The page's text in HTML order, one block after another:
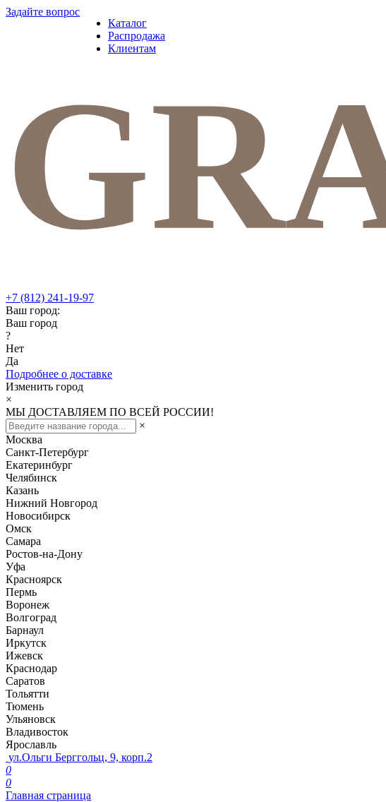
Задайте вопрос
Каталог
Распродажа
Клиентам
+7 (812) 241-19-97
Ваш город:
Ваш город
?
Нет
Да
Подробнее о доставке
Изменить город
×
МЫ ДОСТАВЛЯЕМ ПО ВСЕЙ РОССИИ!
×
Москва
Санкт-Петербург
Екатеринбург
Челябинск
Казань
Нижний Новгород
Новосибирск
Омск
Самара
Ростов-на-Дону
Уфа
Красноярск
Пермь
Воронеж
Волгоград
Барнаул
Иркутск
Ижевск
Краснодар
Саратов
Тольятти
Тюмень
Ульяновск
Владивосток
Ярославль
ул.Ольги Берггольц, 9, корп.2
0
0
Главная страница